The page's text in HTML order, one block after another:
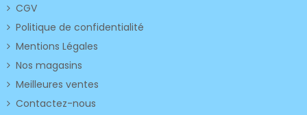
CGV
Politique de confidentialité
Mentions Légales
Nos magasins
Meilleures ventes
Contactez-nous